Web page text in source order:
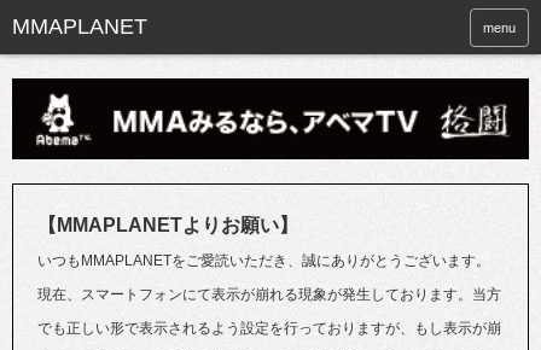
menu
【MMAPLANETよりお願い】
いつもMMAPLANETをご愛読いただき、誠にありがとうございます。
現在、スマートフォンにて表示が崩れる現象が発生しております。当方
でも正しい形で表示されるよう設定を行っておりますが、もし表示が崩